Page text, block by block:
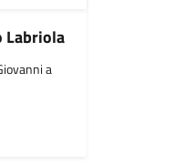
Labriola
a